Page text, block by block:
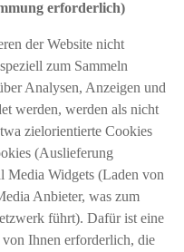
erforderlich)
der Website nicht
zum Sammeln
Analysen, Anzeigen und
werden, werden als nicht
zielorientierte Cookies
(Auslieferung
Media Widgets (Laden von
Anbieter, was zum
führt). Dafür ist eine
Ihnen erforderlich, die